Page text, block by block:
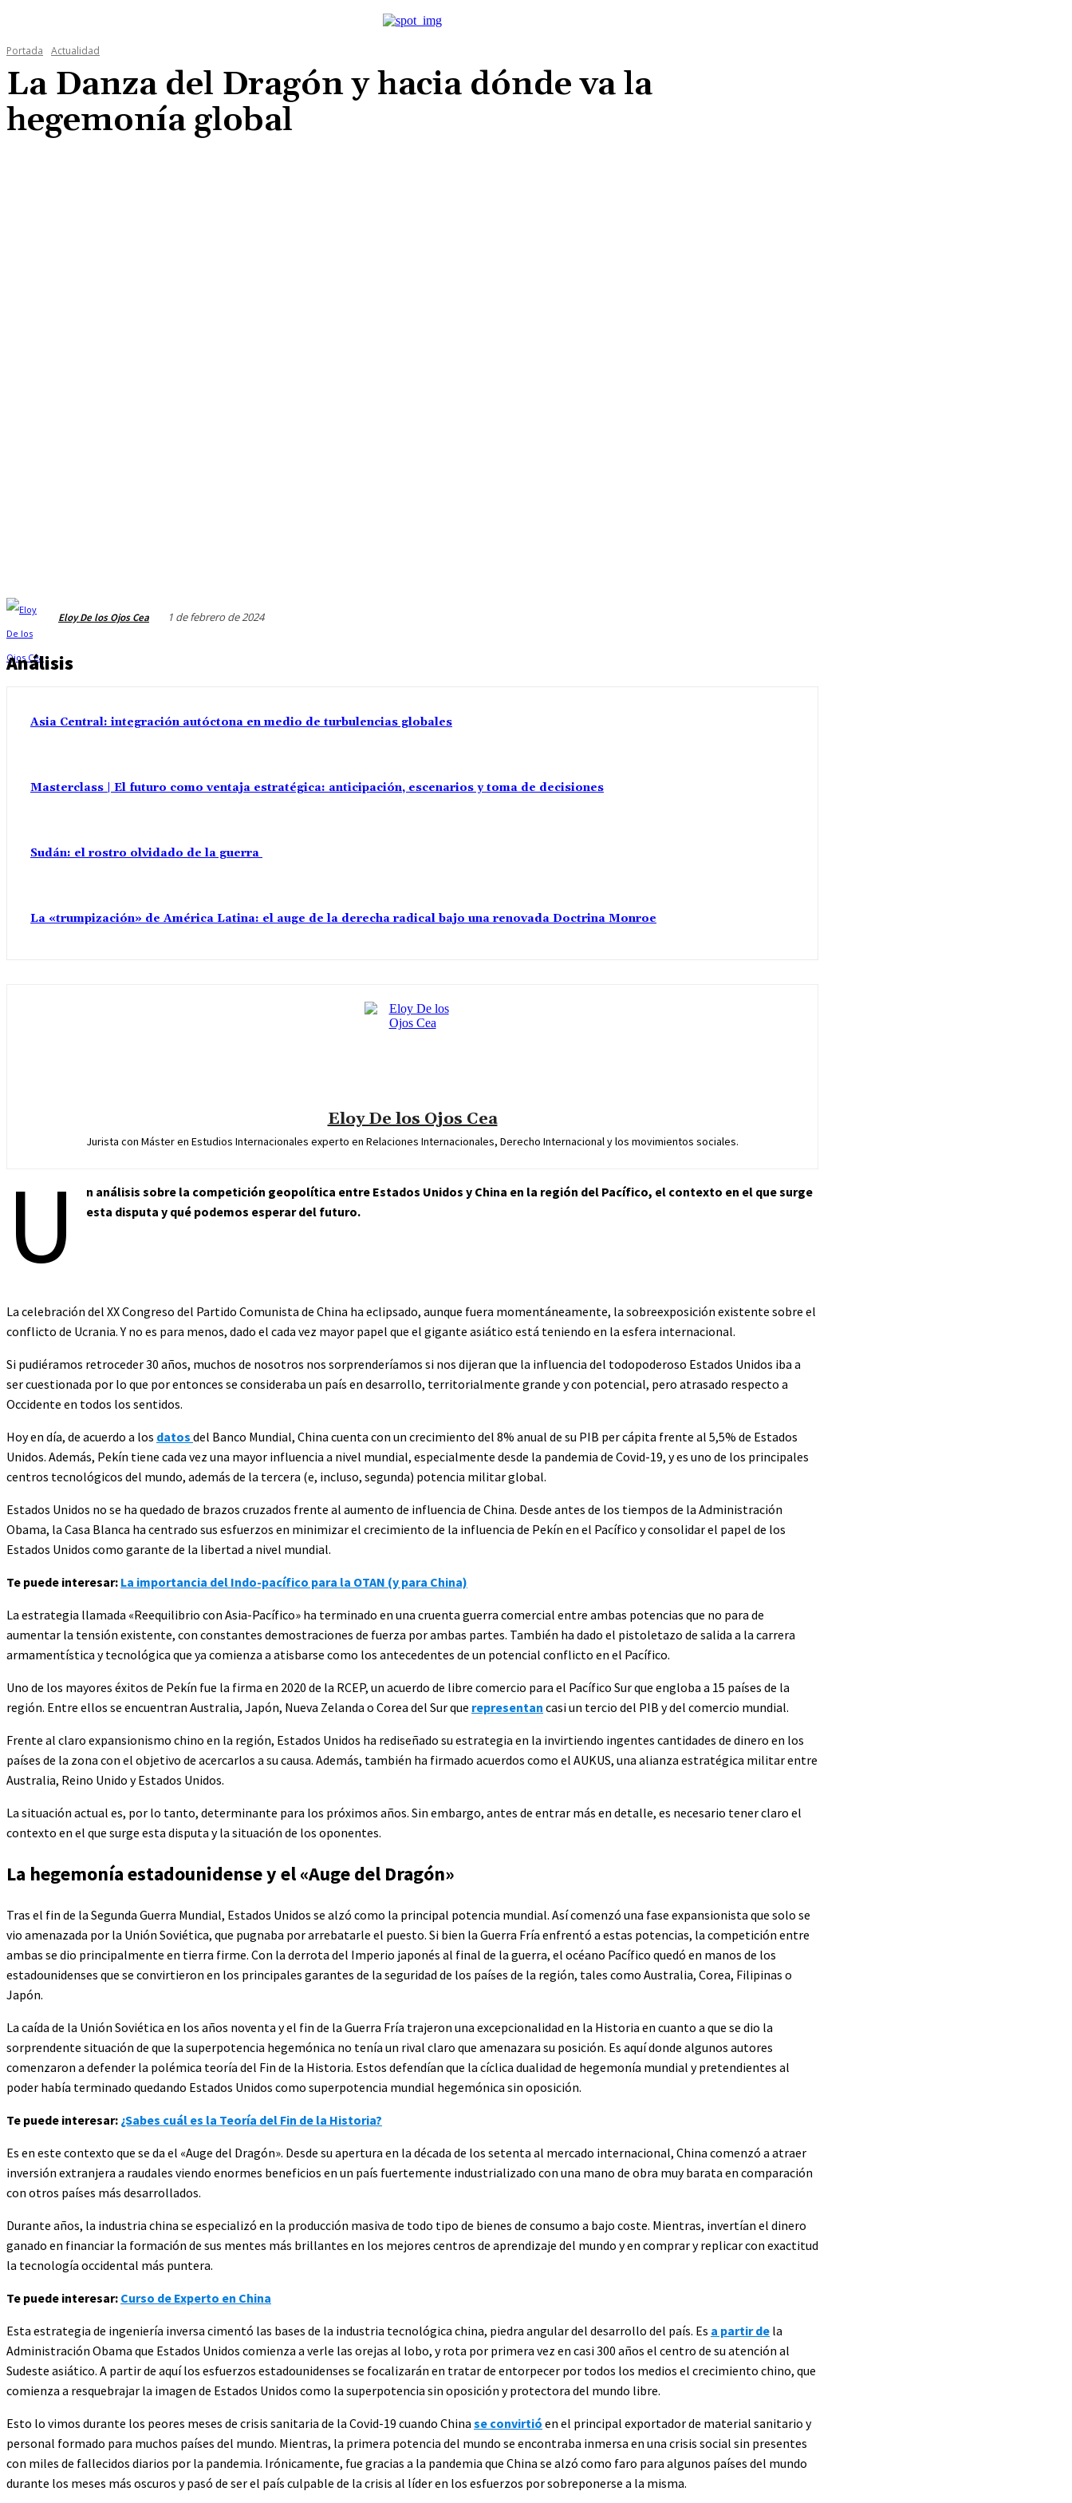
Portada Actualidad
La Danza del Dragón y hacia dónde va la
hegemonía global
Eloy De los Ojos Cea 1 de febrero de 2024
Análisis
Asia Central: integración autóctona en medio de turbulencias globales
Masterclass | El futuro como ventaja estratégica: anticipación, escenarios y toma de decisiones
Sudán: el rostro olvidado de la guerra
La «trumpización» de América Latina: el auge de la derecha radical bajo una renovada Doctrina Monroe
Eloy De los Ojos Cea
Jurista con Máster en Estudios Internacionales experto en Relaciones Internacionales, Derecho Internacional y los movimientos sociales.
U
n análisis sobre la competición geopolítica entre Estados Unidos y China en la región del Pacífico, el contexto en el que surge
esta disputa y qué podemos esperar del futuro.
La celebración del XX Congreso del Partido Comunista de China ha eclipsado, aunque fuera momentáneamente, la sobreexposición existente sobre el
conflicto de Ucrania. Y no es para menos, dado el cada vez mayor papel que el gigante asiático está teniendo en la esfera internacional.
Si pudiéramos retroceder 30 años, muchos de nosotros nos sorprenderíamos si nos dijeran que la influencia del todopoderoso Estados Unidos iba a
ser cuestionada por lo que por entonces se consideraba un país en desarrollo, territorialmente grande y con potencial, pero atrasado respecto a
Occidente en todos los sentidos.
Hoy en día, de acuerdo a los datos del Banco Mundial, China cuenta con un crecimiento del 8% anual de su PIB per cápita frente al 5,5% de Estados
Unidos. Además, Pekín tiene cada vez una mayor influencia a nivel mundial, especialmente desde la pandemia de Covid-19, y es uno de los principales
centros tecnológicos del mundo, además de la tercera (e, incluso, segunda) potencia militar global.
Estados Unidos no se ha quedado de brazos cruzados frente al aumento de influencia de China. Desde antes de los tiempos de la Administración
Obama, la Casa Blanca ha centrado sus esfuerzos en minimizar el crecimiento de la influencia de Pekín en el Pacífico y consolidar el papel de los
Estados Unidos como garante de la libertad a nivel mundial.
Te puede interesar: La importancia del Indo-pacífico para la OTAN (y para China)
La estrategia llamada «Reequilibrio con Asia-Pacífico» ha terminado en una cruenta guerra comercial entre ambas potencias que no para de
aumentar la tensión existente, con constantes demostraciones de fuerza por ambas partes. También ha dado el pistoletazo de salida a la carrera
armamentística y tecnológica que ya comienza a atisbarse como los antecedentes de un potencial conflicto en el Pacífico.
Uno de los mayores éxitos de Pekín fue la firma en 2020 de la RCEP, un acuerdo de libre comercio para el Pacífico Sur que engloba a 15 países de la
región. Entre ellos se encuentran Australia, Japón, Nueva Zelanda o Corea del Sur que representan casi un tercio del PIB y del comercio mundial.
Frente al claro expansionismo chino en la región, Estados Unidos ha rediseñado su estrategia en la invirtiendo ingentes cantidades de dinero en los
países de la zona con el objetivo de acercarlos a su causa. Además, también ha firmado acuerdos como el AUKUS, una alianza estratégica militar entre
Australia, Reino Unido y Estados Unidos.
La situación actual es, por lo tanto, determinante para los próximos años. Sin embargo, antes de entrar más en detalle, es necesario tener claro el
contexto en el que surge esta disputa y la situación de los oponentes.
La hegemonía estadounidense y el «Auge del Dragón»
Tras el fin de la Segunda Guerra Mundial, Estados Unidos se alzó como la principal potencia mundial. Así comenzó una fase expansionista que solo se
vio amenazada por la Unión Soviética, que pugnaba por arrebatarle el puesto. Si bien la Guerra Fría enfrentó a estas potencias, la competición entre
ambas se dio principalmente en tierra firme. Con la derrota del Imperio japonés al final de la guerra, el océano Pacífico quedó en manos de los
estadounidenses que se convirtieron en los principales garantes de la seguridad de los países de la región, tales como Australia, Corea, Filipinas o
Japón.
La caída de la Unión Soviética en los años noventa y el fin de la Guerra Fría trajeron una excepcionalidad en la Historia en cuanto a que se dio la
sorprendente situación de que la superpotencia hegemónica no tenía un rival claro que amenazara su posición. Es aquí donde algunos autores
comenzaron a defender la polémica teoría del Fin de la Historia. Estos defendían que la cíclica dualidad de hegemonía mundial y pretendientes al
poder había terminado quedando Estados Unidos como superpotencia mundial hegemónica sin oposición.
Te puede interesar: ¿Sabes cuál es la Teoría del Fin de la Historia?
Es en este contexto que se da el «Auge del Dragón». Desde su apertura en la década de los setenta al mercado internacional, China comenzó a atraer
inversión extranjera a raudales viendo enormes beneficios en un país fuertemente industrializado con una mano de obra muy barata en comparación
con otros países más desarrollados.
Durante años, la industria china se especializó en la producción masiva de todo tipo de bienes de consumo a bajo coste. Mientras, invertían el dinero
ganado en financiar la formación de sus mentes más brillantes en los mejores centros de aprendizaje del mundo y en comprar y replicar con exactitud
la tecnología occidental más puntera.
Te puede interesar: Curso de Experto en China
Esta estrategia de ingeniería inversa cimentó las bases de la industria tecnológica china, piedra angular del desarrollo del país. Es a partir de la
Administración Obama que Estados Unidos comienza a verle las orejas al lobo, y rota por primera vez en casi 300 años el centro de su atención al
Sudeste asiático. A partir de aquí los esfuerzos estadounidenses se focalizarán en tratar de entorpecer por todos los medios el crecimiento chino, que
comienza a resquebrajar la imagen de Estados Unidos como la superpotencia sin oposición y protectora del mundo libre.
Esto lo vimos durante los peores meses de crisis sanitaria de la Covid-19 cuando China se convirtió en el principal exportador de material sanitario y
personal formado para muchos países del mundo. Mientras, la primera potencia del mundo se encontraba inmersa en una crisis social sin presentes
con miles de fallecidos diarios por la pandemia. Irónicamente, fue gracias a la pandemia que China se alzó como faro para algunos países del mundo
durante los meses más oscuros y pasó de ser el país culpable de la crisis al líder en los esfuerzos por sobreponerse a la misma.